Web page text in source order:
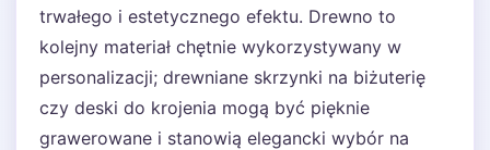
trwałego i estetycznego efektu. Drewno to
kolejny materiał chętnie wykorzystywany w
personalizacji; drewniane skrzynki na biżuterię
czy deski do krojenia mogą być pięknie
grawerowane i stanowią elegancki wybór na